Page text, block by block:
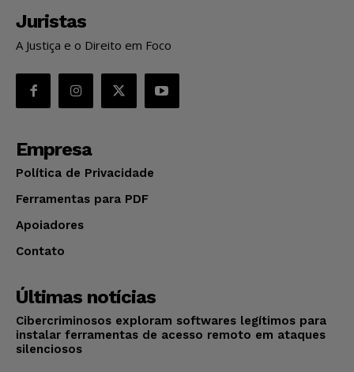
Juristas
A Justiça e o Direito em Foco
Empresa
Política de Privacidade
Ferramentas para PDF
Apoiadores
Contato
Últimas notícias
Cibercriminosos exploram softwares legítimos para
instalar ferramentas de acesso remoto em ataques
silenciosos